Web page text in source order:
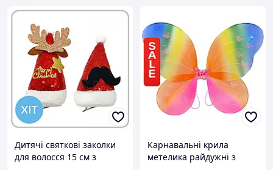
Дитячі святкові заколки
для волосся 15 см з
Карнавальні крила
метелика райдужні з